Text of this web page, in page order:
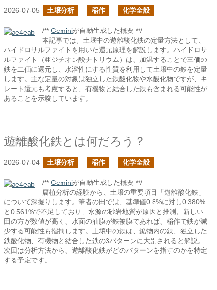
2026-07-05 土壌分析 稲作 化学全般
/** Geminiが自動生成した概要 **/
本記事では、土壌中の遊離酸化鉄の定量方法として、
ハイドロサルファイトを用いた還元原理を解説します。ハイドロサ
ルファイト（亜ジチオン酸ナトリウム）は、加温することで三価の
鉄を二価に還元し、水溶性にする性質を利用して土壌中の鉄を定量
します。主な定量の対象は独立した鉄酸化物や水酸化物ですが、キ
レート還元も考慮すると、有機物と結合した鉄も含まれる可能性が
あることを示唆しています。
遊離酸化鉄とは何だろう？
2026-07-04 土壌分析 稲作 化学全般
/** Geminiが自動生成した概要 **/
腐植分析の経験から、土壌の重要項目「遊離酸化鉄」
について深掘りします。筆者の田では、基準値0.8%に対し0.380%
と0.561%で不足しており、水源の砂岩地質が原因と推測。新しい
田の方が数値が高く、水面の油膜が鉄被膜であれば、稲作で鉄が減
少する可能性も指摘します。土壌中の鉄は、鉱物内の鉄、独立した
鉄酸化物、有機物と結合した鉄の3パターンに大別されると解説。
次回は分析方法から、遊離酸化鉄がどのパターンを指すのかを特定
する予定です。